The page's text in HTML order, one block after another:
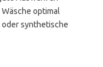
optimal
oder synthetische